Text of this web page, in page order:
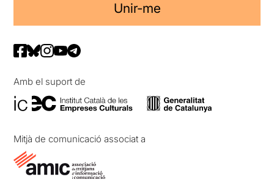
Unir-me
Amb el suport de
Mitjà de comunicació associat a